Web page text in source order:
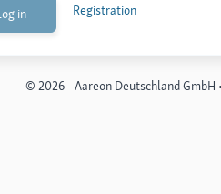
in Registration
© 2026 - Aareon Deutschland GmbH